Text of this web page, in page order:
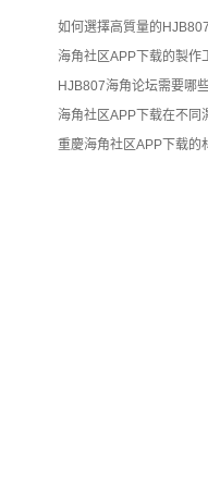
如何選擇高質量的
海角社区APP下载的製作
HJB807海角论坛需要哪
海角社区APP下载在不同
重慶海角社区APP下载的